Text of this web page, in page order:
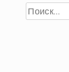
Найти: